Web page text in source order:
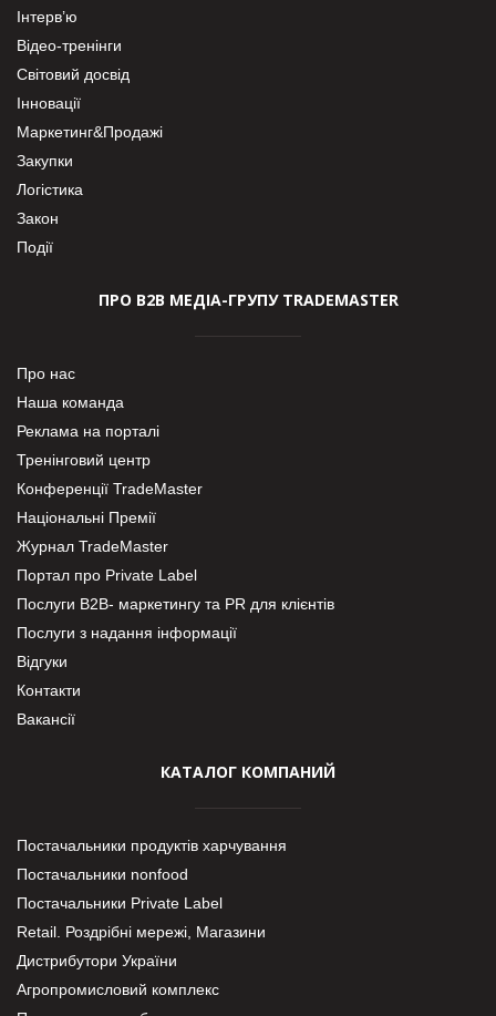
Інтерв’ю
Відео-тренінги
Світовий досвід
Інновації
Маркетинг&Продажі
Закупки
Логістика
Закон
Події
ПРО В2В МЕДІА-ГРУПУ TRADEMASTER
Про нас
Наша команда
Реклама на порталі
Тренінговий центр
Конференції TradeMaster
Національні Премії
Журнал TradeMaster
Портал про Private Label
Послуги В2В- маркетингу та PR для клієнтів
Послуги з надання інформації
Відгуки
Контакти
Вакансії
КАТАЛОГ КОМПАНИЙ
Постачальники продуктів харчування
Постачальники nonfood
Постачальники Private Label
Retail. Роздрібні мережі, Магазини
Дистрибутори України
Агропромисловий комплекс